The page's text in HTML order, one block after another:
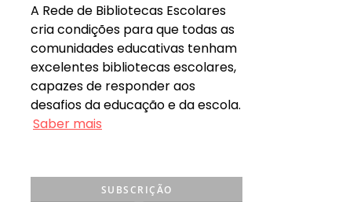
A Rede de Bibliotecas Escolares
cria condições para que todas as
comunidades educativas tenham
excelentes bibliotecas escolares,
capazes de responder aos
desafios da educação e da escola.
Saber mais
SUBSCRIÇÃO